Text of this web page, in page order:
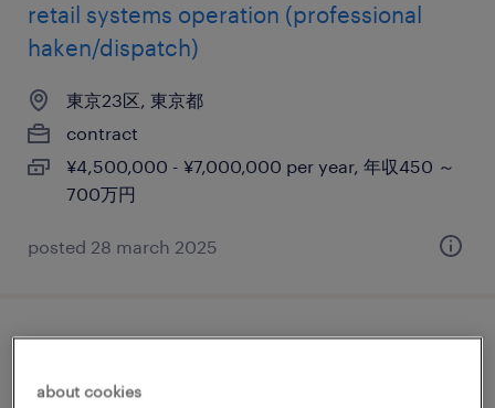
retail systems operation (professional
haken/dispatch)
東京23区, 東京都
contract
¥4,500,000 - ¥7,000,000 per year, 年収450 ～
700万円
posted 28 march 2025
english only ok! it infrastructure project
manager (professional haken/dispatch)
about cookies